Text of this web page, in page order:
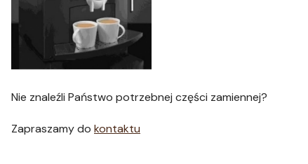
Nie znaleźli Państwo potrzebnej części zamiennej?
Zapraszamy do kontaktu